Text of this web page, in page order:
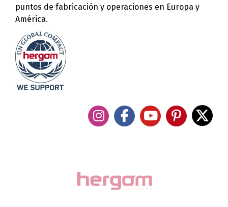
puntos de fabricación y operaciones en Europa y
América.